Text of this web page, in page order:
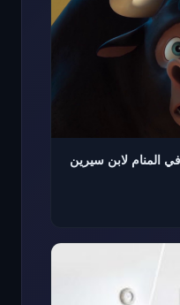
المنام لابن سيرين